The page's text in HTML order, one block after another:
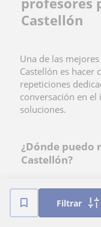
Filtrar
Castellón
Una de las
Castellón es hacer
repeticiones
conversación en
soluciones.
¿Dónde puedo
Castellón?
Uno de los
idioma
es la
modo, se hace un